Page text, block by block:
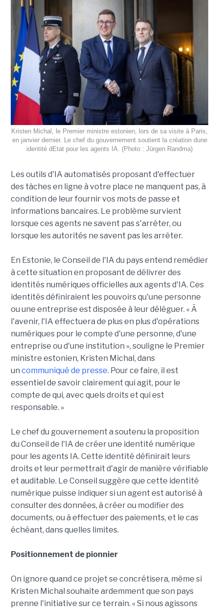
Kristen Michal, le Premier ministre estonien, lors de sa visite à Paris,
en janvier dernier. Le chef du gouvernement soutient la création dune
identité dEtat pour les agents IA. (Photo : Jürgen Randma)
Les outils d'IA automatisés proposant d'effectuer
des tâches en ligne à votre place ne manquent pas, à
condition de leur fournir vos mots de passe et
informations bancaires. Le problème survient
lorsque ces agents ne savent pas s'arrêter, ou
lorsque les autorités ne savent pas les arrêter.
En Estonie, le Conseil de l'IA du pays entend remédier
à cette situation en proposant de délivrer des
identités numériques officielles aux agents d'IA. Ces
identités définiraient les pouvoirs qu'une personne
ou une entreprise est disposée à leur déléguer. « À
l'avenir, l'IA effectuera de plus en plus d'opérations
numériques pour le compte d'une personne, d'une
entreprise ou d'une institution », souligne le Premier
ministre estonien, Kristen Michal, dans
un communiqué de presse. Pour ce faire, il est
essentiel de savoir clairement qui agit, pour le
compte de qui, avec quels droits et qui est
responsable. »
Le chef du gouvernement a soutenu la proposition
du Conseil de l'IA de créer une identité numérique
pour les agents IA. Cette identité définirait leurs
droits et leur permettrait d'agir de manière vérifiable
et auditable. Le Conseil suggère que cette identité
numérique puisse indiquer si un agent est autorisé à
consulter des données, à créer ou modifier des
documents, ou à effectuer des paiements, et le cas
échéant, dans quelles limites.
Positionnement de pionnier
On ignore quand ce projet se concrétisera, même si
Kristen Michal souhaite ardemment que son pays
prenne l'initiative sur ce terrain. « Si nous agissons